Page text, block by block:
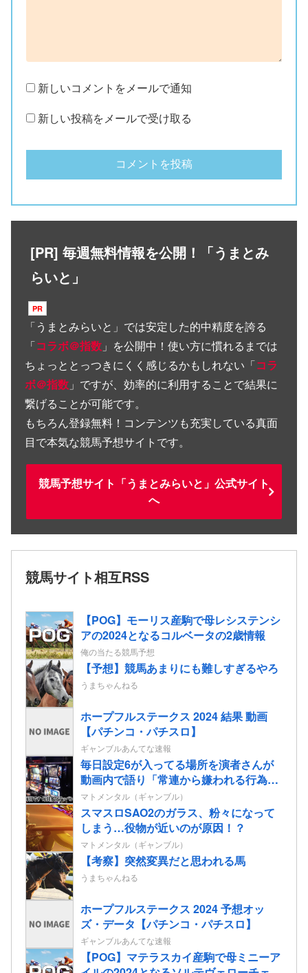
新しいコメントをメールで通知
新しい投稿をメールで受け取る
[PR] 毎週無料情報を公開！「うまとみ
らいと」
「うまとみらいと 」では安定した的中精度を誇る
「コラボ＠指数 」を公開中！使い方に慣れるまでは
ちょっととっつきにくく感じるかもしれない「コラ
ボ＠指数 」ですが、効率的に利用することで結果に
繋げることが可能です。
もちろん登録無料！コンテンツも充実している真面
目で本気な競馬予想サイトです。
競馬予想サイト「うまとみらいと」公式サイト
へ
競馬サイト相互RSS
【POG】モーリス産駒で母レシステンシ
アの2024となるコルベータの2歳情報
俺の当たる競馬予想
【予想】競馬あまりにも難しすぎるやろ
うまちゃんねる
ホープフルステークス 2024 結果 動画
【パチンコ・パチスロ】
ギャンブルあんてな速報
毎日設定6が入ってる場所を演者さんが
動画内で語り「常連から嫌われる行為で
は？」と物議
マトメンタル（ギャンブル）
スマスロSAO2のガラス、粉々になって
しまう…役物が近いのが原因！？
マトメンタル（ギャンブル）
【考察】突然変異だと思われる馬
うまちゃんねる
ホープフルステークス 2024 予想オッ
ズ・データ【パチンコ・パチスロ】
ギャンブルあんてな速報
【POG】マテラスカイ産駒で母ミニーア